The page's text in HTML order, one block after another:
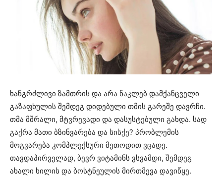
ხანგრძლივი ზამთრის და არა ნაკლებ დამქანცველი
გაზაფხულის შემდეგ დიდებული თმის გარეშე დავრჩი.
თმა მშრალი, მტვრევადი და დასუსტებული გახდა. სად
გაქრა მათი ბზინვარება და სისქე? პრობლემის
მოგვარება კომპლექსური მეთოდით ვცადე.
თავდაპირველად, ბევრ ვიტამინს ვსვამდი, შემდეგ
ახალი ხილის და ბოსტნეულის მირთმევა დავიწყე.